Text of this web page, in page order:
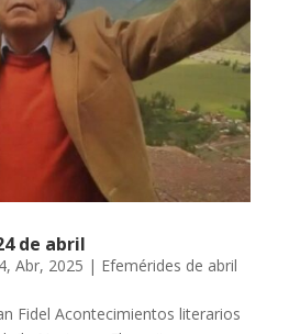
de abril
Abr, 2025 | Efemérides de abril
Fidel Acontecimientos literarios